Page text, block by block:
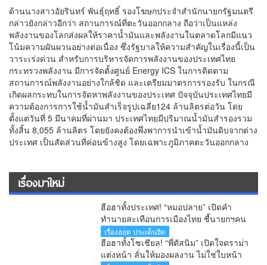
ด้านนางสาวอัยรินทร์ พันธุ์ฤทธิ์ รองโฆษกประจำ​สำนักนายกรัฐมนตรี​
กล่าวยังกล่าวอีกว่า​ สถานการณ์ที่ตะวันออกกลาง ถือว่าเป็นแหล่ง
พลังงานของโลกส่งผลให้ราคาน้ำมันและพลังงานในตลาดโลกมีแนว
โน้มความผันผวนอย่างต่อเนื่อง ซึ่งรัฐบาลให้ความสำคัญในเรื่องนี้เป็น
วาระเร่งด่วน สำหรับการบริหารจัดการพลังงานของประเทศไทย
กระทรวงพลังงาน มีการจัดตั้งศูนย์ Energy ICS ในการติดตาม
สถานการณ์พลังงานอย่างใกล้ชิด และเตรียมมาตรการรองรับ ในกรณี
เกิดผลกระทบในการจัดหาพลังงานของประเทศ ปัจจุบันประเทศไทยมี
ความต้องการการใช้น้ำมันสำเร็จรูปเฉลี่ย124 ล้านลิตรต่อวัน โดย
ตั้งแต่วันที่ 5 มีนาคมที่ผ่านมา ประเทศไทยมีปริมาณน้ำมันสำรองรวม
ทั้งสิ้น 8,055 ล้านลิตร โดยยังคงต้องพึ่งพาการนำเข้าน้ำมันดิบจากต่าง
ประเทศ เป็นสัดส่วนที่ค่อนข้างสูง โดยเฉพาะภูมิภาคตะวันออกกลาง
เรื่องมาใหม่
ฮือฮาทั้งประเทศ! “หมอปลาย” เปิดคำ
ทำนายสะเทือนการเมืองไทย ชี้นายกฯคน
ใหม่ หนุ่มหน้าใหม่ พรรคใหม่ โปรไฟล์
แกร่ง แบ็กแน่น ท่านยมบอก
เรื่องฮอต ประเด็นฮิต
ฮือฮาทั้งโซเชียล! “พี่ตัสนิม” เปิดใจดราม่า
แต่งหน้า ลั่นให้มองผลงาน ไม่ใช่ใบหน้า